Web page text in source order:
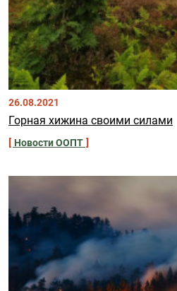
26.08.2021
Горная хижина своими силами
Новости ООПТ